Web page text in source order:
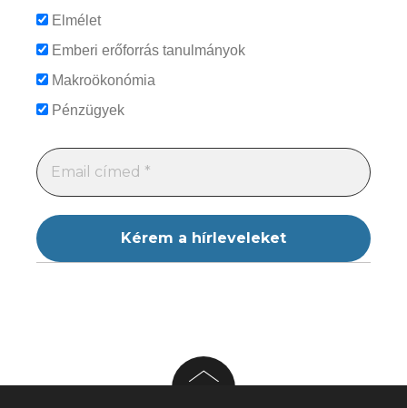
Elmélet
Emberi erőforrás tanulmányok
Makroökonómia
Pénzügyek